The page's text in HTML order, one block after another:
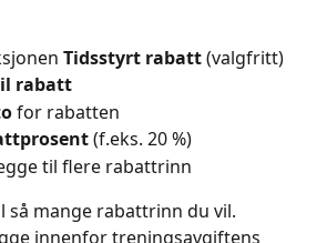
Tidsstyrt rabatt (valgfritt)
rabatt
for rabatten
(f.eks. 20 %)
til flere rabattrinn
så mange rabattrinn du vil.
innenfor treningsavgiftens